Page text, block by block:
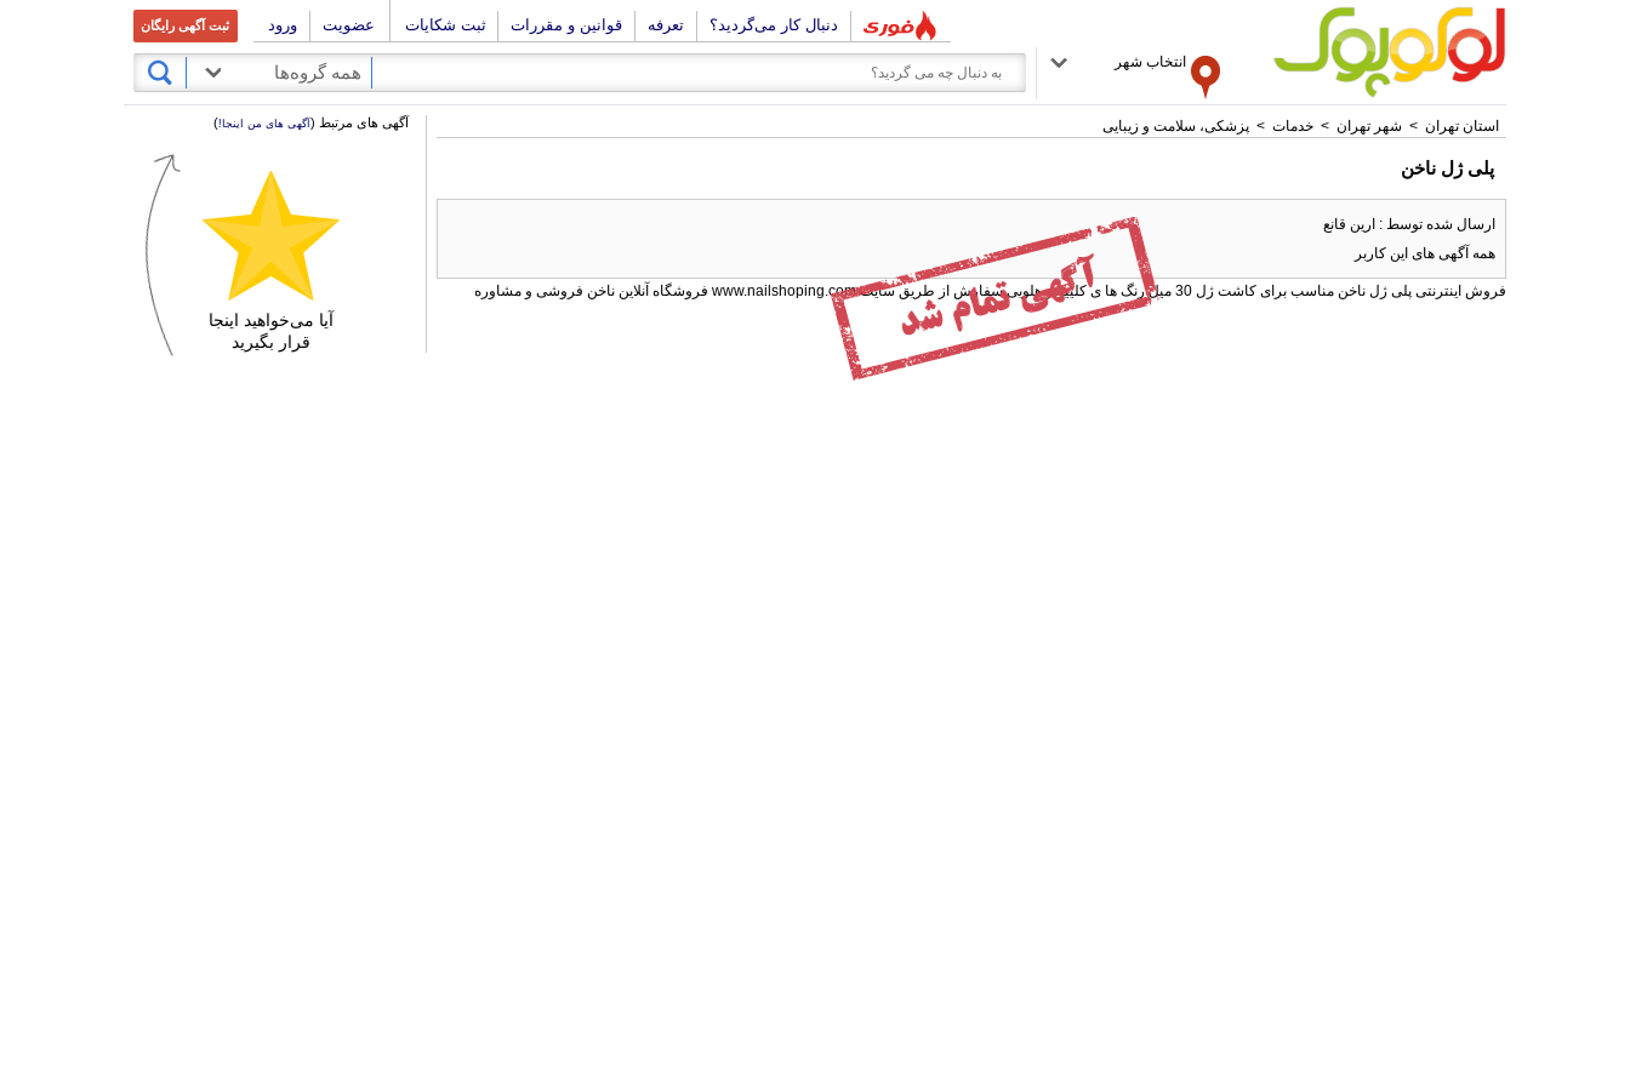
دنبال کار می‌گردید؟ تعرفه قوانین و مقررات ثبت شکایات عضویت ورود ثبت آگهی رایگان
انتخاب شهر
همه گروه‌ها
استان تهران > شهر تهران > خدمات > پزشکی، سلامت و زیبایی
پلی ژل ناخن
ارسال شده توسط : ارین قانع
همه آگهی های این کاربر
فروش اینترنتی پلی ژل ناخن مناسب برای کاشت ژل 30 میل رنگ ها ی کلییر و هلویی سفارش از طریق سایت www.nailshoping.com فروشگاه آنلاین ناخن فروشی و مشاوره
آگهی های مرتبط (آگهی های من اینجا!)
آیا می‌خواهید اینجا
قرار بگیرید